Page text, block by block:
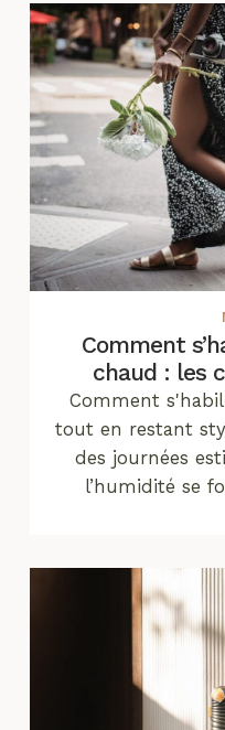
Comment
chaud : les
Comment
tout en restant
des journées
l’humidité se